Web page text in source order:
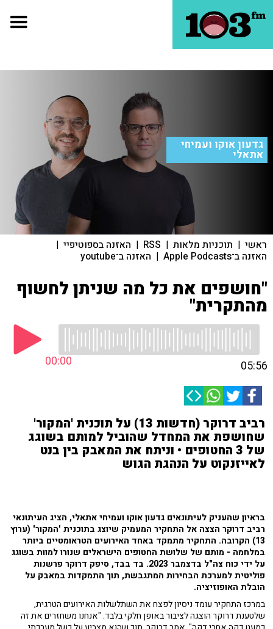
גדעון אוקו ועמיחי
אתאלי
ראשי | תוכניות מלאות |
RSS
| האזנה בספוטיפיי |
האזנה ב־Apple Podcasts | האזנה ב־youtube
"חושפים את כל מה שניתן לחשוף
מהתקרית"
00:00 05:56
רביב דרוקר (חדשות 13) על תוכנית 'המקור'
שחושפת את המחדל שהוביל למותם בשוגג
של 3 החטופים • וניתח את המאבק בין בנט
לאייזנקוט על הנהגת הגוש
בראיון שהעניק לעיתונאים גדעון אוקו ועמיחי אתאלי, הציג העיתונאי
רביב דרוקר הצצה אל התחקיר המעמיק שיוצג בתוכנית 'המקור' (ערוץ
13) הקרובה. התחקיר מתמקד באחד האירועים הטראומטיים ביותר
במלחמה - מותם של שלושת החטופים הישראלים שנורו למוות בשוגג
על ידי כוח צה"ל בדצמבר 2023. בד בבד, סיפק דרוקר פרשנות
פוליטית למערכת הבחירות המתגבשת, תוך התמקדות במאבק על
הובלת האופוזיציה.
במרכז התחקיר עומד ניסיון לפצח את השתלשלות האירועים הטרגית,
שלטענת דרוקר הוצגה לציבור באופן חלקי בלבד. "אנחנו משחזרים את זה